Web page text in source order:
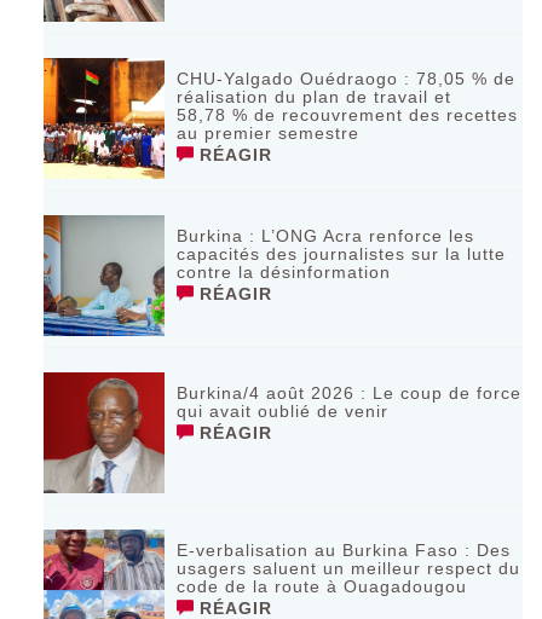
CHU-Yalgado Ouédraogo : 78,05 % de
réalisation du plan de travail et
58,78 % de recouvrement des recettes
au premier semestre
RÉAGIR
Burkina : L’ONG Acra renforce les
capacités des journalistes sur la lutte
contre la désinformation
RÉAGIR
Burkina/4 août 2026 : Le coup de force
qui avait oublié de venir
RÉAGIR
E-verbalisation au Burkina Faso : Des
usagers saluent un meilleur respect du
code de la route à Ouagadougou
RÉAGIR